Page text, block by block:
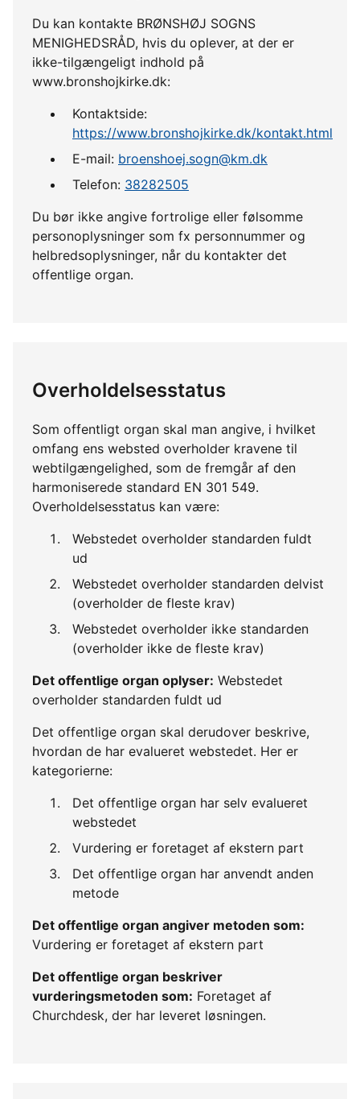
Du kan kontakte BRØNSHØJ SOGNS
MENIGHEDSRÅD, hvis du oplever, at der er
ikke-tilgængeligt indhold på
www.bronshojkirke.dk:
Kontaktside:
https://www.bronshojkirke.dk/kontakt.html
E-mail: broenshoej.sogn@km.dk
Telefon: 38282505
Du bør ikke angive fortrolige eller følsomme
personoplysninger som fx personnummer og
helbredsoplysninger, når du kontakter det
offentlige organ.
Overholdelsesstatus
Som offentligt organ skal man angive, i hvilket
omfang ens websted overholder kravene til
webtilgængelighed, som de fremgår af den
harmoniserede standard EN 301 549.
Overholdelsesstatus kan være:
Webstedet overholder standarden fuldt
ud
Webstedet overholder standarden delvist
(overholder de fleste krav)
Webstedet overholder ikke standarden
(overholder ikke de fleste krav)
Det offentlige organ oplyser: Webstedet
overholder standarden fuldt ud
Det offentlige organ skal derudover beskrive,
hvordan de har evalueret webstedet. Her er
kategorierne:
Det offentlige organ har selv evalueret
webstedet
Vurdering er foretaget af ekstern part
Det offentlige organ har anvendt anden
metode
Det offentlige organ angiver metoden som:
Vurdering er foretaget af ekstern part
Det offentlige organ beskriver
vurderingsmetoden som: Foretaget af
Churchdesk, der har leveret løsningen.